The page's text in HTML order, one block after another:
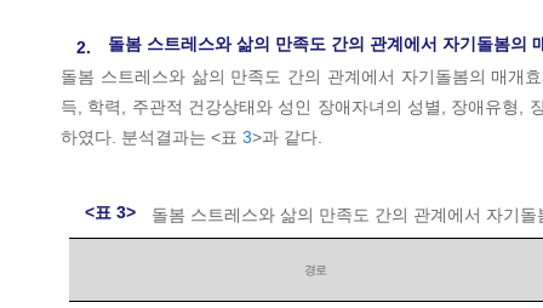
2.
돌봄 스트레스와 삶의 만족도 간의 관계에서 자기돌봄의
돌봄 스트레스와 삶의 만족도 간의 관계에서 자기돌봄의 매개
득, 학력, 주관적 건강상태와 성인 장애자녀의 성별, 장애유형,
하였다. 분석결과는 <표 3>과 같다.
<표 3> 돌봄 스트레스와 삶의 만족도 간의 관계에서 자기돌
경로